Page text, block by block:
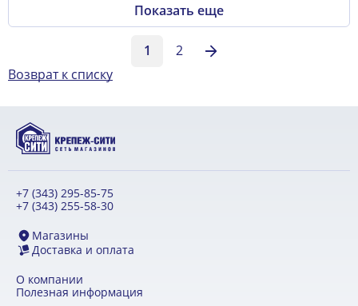
Показать еще
1
2
Возврат к списку
+7 (343) 295-85-75
+7 (343) 255-58-30
Магазины
Доставка и оплата
О компании
Полезная информация